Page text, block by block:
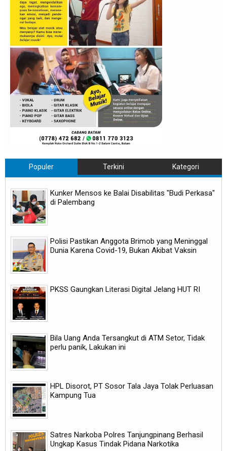
Populer Terkini Kategori
Kunker Mensos ke Balai Disabilitas "Budi Perkasa"
di Palembang
Polisi Pastikan Anggota Brimob yang Meninggal
Dunia Karena Covid-19, Bukan Akibat Vaksin
PKSS Gaungkan Literasi Digital Jelang HUT RI
Bila Uang Anda Tersangkut di ATM Setor, Tidak
perlu panik, Lakukan ini
HPL Disorot, PT Sosor Tala Jaya Tolak Perluasan
Kampung Tua
Satres Narkoba Polres Tanjungpinang Berhasil
Ungkap Kasus Tindak Pidana Narkotika